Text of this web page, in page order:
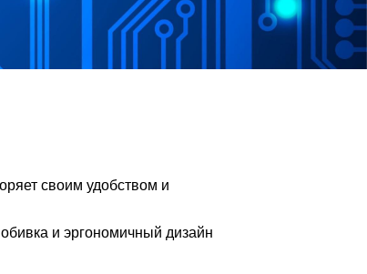
своим удобством и
и эргономичный дизайн